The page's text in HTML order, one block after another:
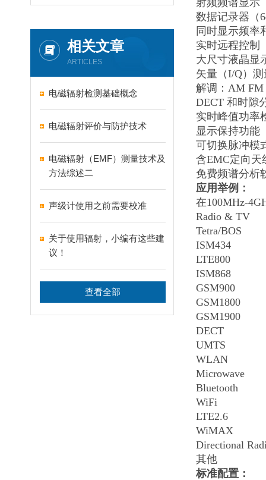
相关文章
ARTICLES
电磁辐射检测基础概念
电磁辐射评价与防护技术
电磁辐射（EMF）测量技术及
方法综述二
声级计使用之前需要校准
关于使用辐射，小编有这些建
议！
查看全部
射频频谱显示
数据记录器（
同时显示频率
实时远程控制
大尺寸液晶显
矢量（I/Q）测
解调：AM FM
DECT 和时隙
实时峰值功率
显示保持功能
可切换脉冲模
含EMC定向天
免费频谱分析
应用举例：
在100MHz-
Radio & TV
Tetra/BOS
ISM434
LTE800
ISM868
GSM900
GSM1800
GSM1900
DECT
UMTS
WLAN
Microwave
Bluetooth
WiFi
LTE2.6
WiMAX
Directional
其他
标准配置：